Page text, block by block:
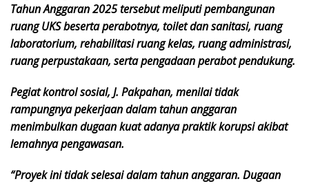
Tahun Anggaran 2025 tersebut meliputi pembangunan
ruang UKS beserta perabotnya, toilet dan sanitasi, ruang
laboratorium, rehabilitasi ruang kelas, ruang administrasi,
ruang perpustakaan, serta pengadaan perabot pendukung.
Pegiat kontrol sosial, J. Pakpahan, menilai tidak
rampungnya pekerjaan dalam tahun anggaran
menimbulkan dugaan kuat adanya praktik korupsi akibat
lemahnya pengawasan.
“Proyek ini tidak selesai dalam tahun anggaran. Dugaan